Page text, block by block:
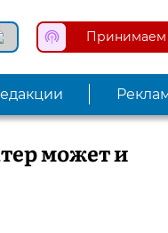
Принимаем
может и